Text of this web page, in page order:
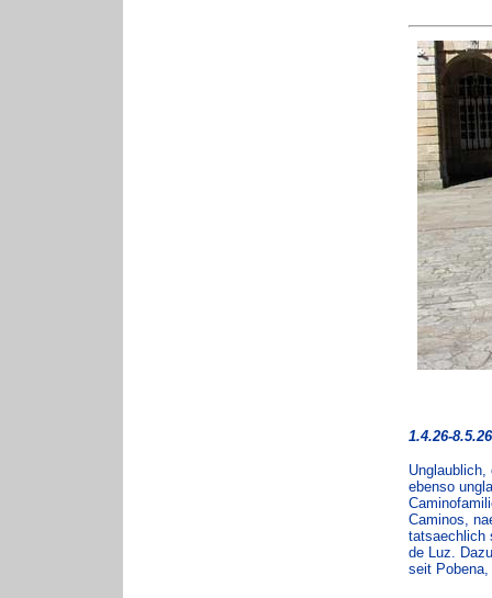
1.4.26-
ebenso
Caminos,
tatsaechlich
de Luz.
seit